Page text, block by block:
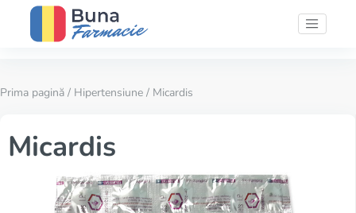
Prima pagină / Hipertensiune / Micardis
Micardis